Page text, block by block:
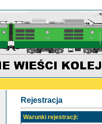
Rejestracja
Warunki rejestracji: